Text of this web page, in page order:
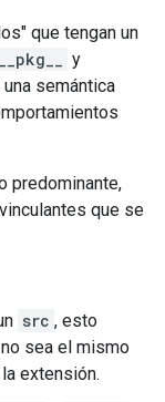
que tengan un
__pkg__
y
semántica
predominante,
que se
src , esto
sea el mismo
extensión.